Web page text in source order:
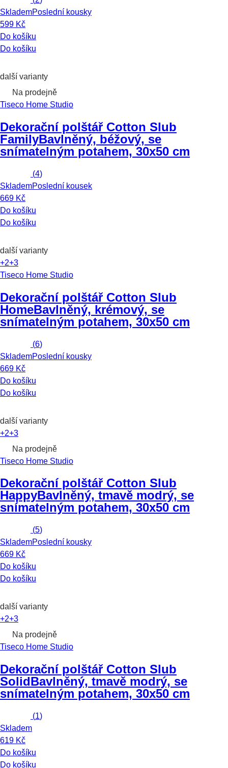
SklademPoslední kousky
599 Kč
Do košíku
Do košíku
další varianty
Na prodejně
Tiseco Home Studio
Dekorační polštář Cotton Slub
FamilyBavlněný, béžový, se
snímatelným potahem, 30x50 cm
(4)
SklademPoslední kousek
669 Kč
Do košíku
Do košíku
další varianty
+2+3
Tiseco Home Studio
Dekorační polštář Cotton Slub
HomeBavlněný, krémový, se
snímatelným potahem, 30x50 cm
(6)
SklademPoslední kousky
669 Kč
Do košíku
Do košíku
další varianty
+2+3
Na prodejně
Tiseco Home Studio
Dekorační polštář Cotton Slub
HappyBavlněný, tmavě modrý, se
snímatelným potahem, 30x50 cm
(5)
SklademPoslední kousky
669 Kč
Do košíku
Do košíku
další varianty
+2+3
Na prodejně
Tiseco Home Studio
Dekorační polštář Cotton Slub
SolidBavlněný, tmavě modrý, se
snímatelným potahem, 30x50 cm
(1)
Skladem
619 Kč
Do košíku
Do košíku